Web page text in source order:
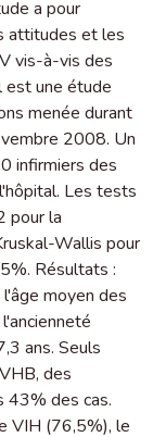
a pour
attitudes et les
vis-à-vis des
une étude
menée durant
2008. Un
infirmiers des
Les tests
pour la
Wallis pour
Résultats :
moyen des
ans. Seuls
des
43% des cas.
VIH (76,5%), le